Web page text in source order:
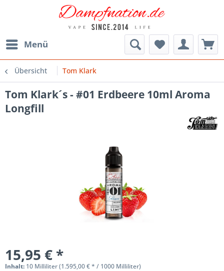
Menü
Übersicht Tom Klark
Tom Klark´s - #01 Erdbeere 10ml Aroma
Longfill
15,95 € *
Inhalt: 10 Milliliter (1.595,00 € * / 1000 Milliliter)